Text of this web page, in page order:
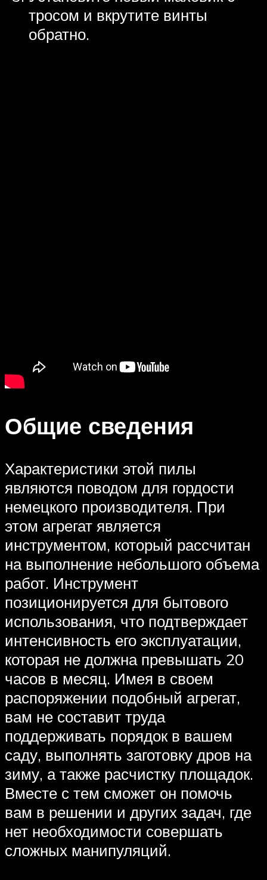
тросом и вкрутите винты
обратно.
Общие сведения
Характеристики этой пилы
являются поводом для гордости
немецкого производителя. При
этом агрегат является
инструментом, который рассчитан
на выполнение небольшого объема
работ. Инструмент
позиционируется для бытового
использования, что подтверждает
интенсивность его эксплуатации,
которая не должна превышать 20
часов в месяц. Имея в своем
распоряжении подобный агрегат,
вам не составит труда
поддерживать порядок в вашем
саду, выполнять заготовку дров на
зиму, а также расчистку площадок.
Вместе с тем сможет он помочь
вам в решении и других задач, где
нет необходимости совершать
сложных манипуляций.